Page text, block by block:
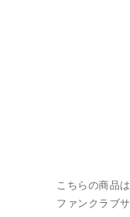
こちらの商品
ファンクラブ